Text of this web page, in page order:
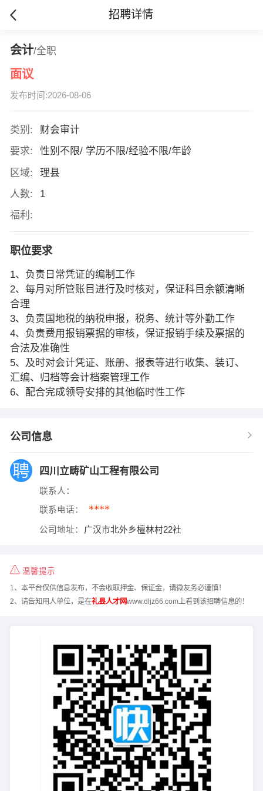
招聘详情
会计/全职
面议
发布时间:2026-08-06
类别:
财会审计
要求:
性别不限/ 学历不限/经验不限/年龄
区域:
理县
人数:
1
福利:
职位要求
1、负责日常凭证的编制工作
2、每月对所管账目进行及时核对，保证科目余额清晰
合理
3、负责国地税的纳税申报，税务、统计等外勤工作
4、负责费用报销票据的审核，保证报销手续及票据的
合法及准确性
5、及时对会计凭证、账册、报表等进行收集、装订、
汇编、归档等会计档案管理工作
6、配合完成领导安排的其他临时性工作
公司信息
四川立畴矿山工程有限公司
联系人：
联系电话： ****
公司地址： 广汉市北外乡檀林村22社
温馨提示
1、本平台仅供信息发布，不会收取押金、保证金，请微友务必谨慎！
2、请告知用人单位，是在礼县人才网www.dljz66.com上看到该招聘信息的！